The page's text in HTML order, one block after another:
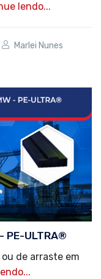
lendo...
Marlei Nunes
- PE-ULTRA®
de arraste em